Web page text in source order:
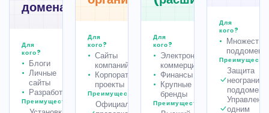
домена)
Для
кого?
Блоги
Личные
сайты
Разработчики
Преимущества
Для
кого?
Сайты
компаний
Корпоративные
проекты
Преимущества
Официальная
Для
кого?
Электронная
коммерция
Финансы
Крупные
бренды
Преимущества
Для
кого?
Множество
Защита
Управление
одним